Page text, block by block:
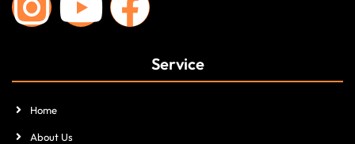
Service
Home
About Us